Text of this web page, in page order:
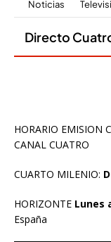
HORARIO EMISION
CANAL CUATRO
CUARTO MILENIO:
HORIZONTE Lunes
España